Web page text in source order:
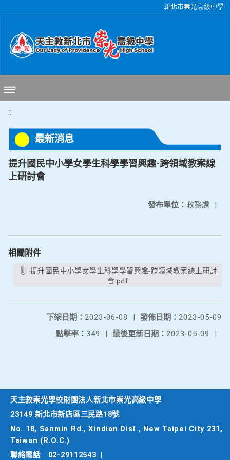
新北市崇光高級中學
:::
最新消息
提升國民中小學女學生科學學習興趣-跨領域教案線
上研討會
發布單位： 教務處 |
相關附件
會.pdf
發佈日期： 2023-05-09
下架日期： 2023-06-08
|
最後更新日期： 2023-05-09 |
點擊率： 349 |
天主教崇光學校財團法人新北市崇光高級中學
23149 新北市新店區三民路18號
No. 18, Sanmin Rd., Xindian Dist., New Taipei City 231,
Taiwan (R.O.C.)
聯絡電話
02-29112543